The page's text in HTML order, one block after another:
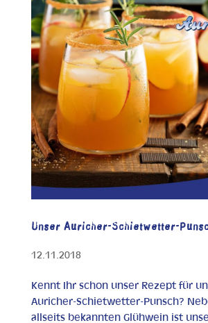
Unser Auricher-Schietwetter-
12.11.2018
Kennt Ihr schon unser Rezept für
Auricher-Schietwetter-Punsch?
allseits bekannten Glühwein ist